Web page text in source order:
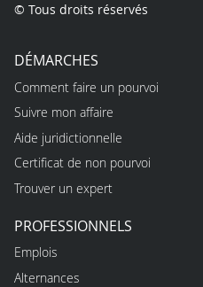
© Tous droits réservés
DÉMARCHES
Comment faire un pourvoi
Suivre mon affaire
Aide juridictionnelle
Certificat de non pourvoi
Trouver un expert
PROFESSIONNELS
Emplois
Alternances